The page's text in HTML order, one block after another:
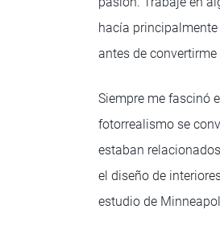
hacía
antes de convertirme
Siempre me fascinó
fotorrealismo se
estaban
el diseño de
estudio de